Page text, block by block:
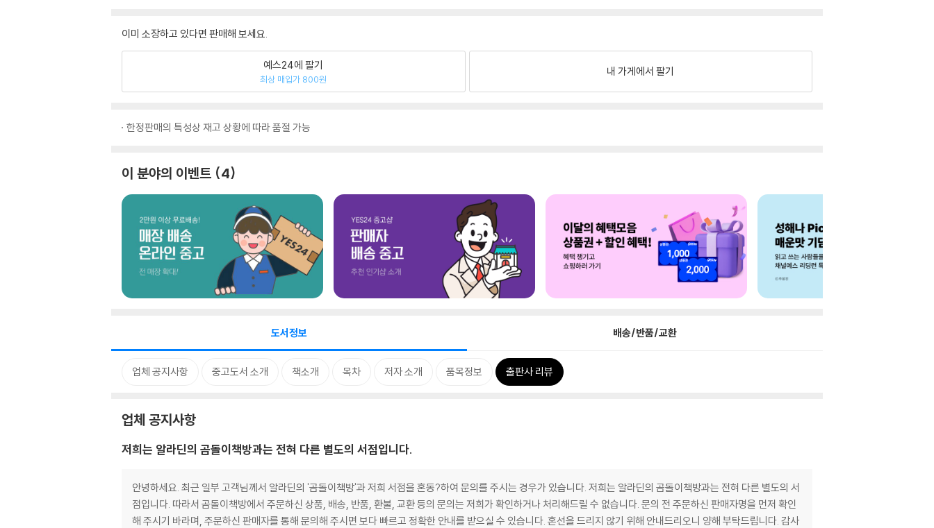
이미 소장하고 있다면 판매해 보세요.
예스24에 팔기
최상 매입가 800원
내 가게에서 팔기
한정판매의 특성상 재고 상황에 따라 품절 가능
이 분야의 이벤트 4
도서정보 배송/반품/교환
업체 공지사항 중고도서 소개 책소개 목차 저자 소개 품목정보 출판사 리뷰
업체 공지사항
저희는 알라딘의 곰돌이책방과는 전혀 다른 별도의 서점입니다.
안녕하세요. 최근 일부 고객님께서 알라딘의 '곰돌이책방'과 저희 서점을 혼동?하여 문의를 주시는 경우가 있습니다. 저희는 알라딘의 곰돌이책방과는 전혀 다른 별도의 서
점입니다. 따라서 곰돌이책방에서 주문하신 상품, 배송, 반품, 환불, 교환 등의 문의는 저희가 확인하거나 처리해드릴 수 없습니다. 문의 전 주문하신 판매자명을 먼저 확인
해 주시기 바라며, 주문하신 판매자를 통해 문의해 주시면 보다 빠르고 정확한 안내를 받으실 수 있습니다. 혼선을 드리지 않기 위해 안내드리오니 양해 부탁드립니다. 감사